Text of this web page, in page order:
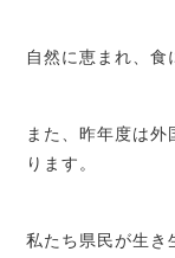
自然に恵まれ、食
また、昨年度は
ります。
私たち県民が生き